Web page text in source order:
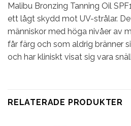
Malibu Bronzing Tanning Oil
ett lågt skydd mot UV-strålar.
människor med höga nivåer av
får färg och som aldrig bränner
och har kliniskt visat sig vara
RELATERADE PRODUKTER